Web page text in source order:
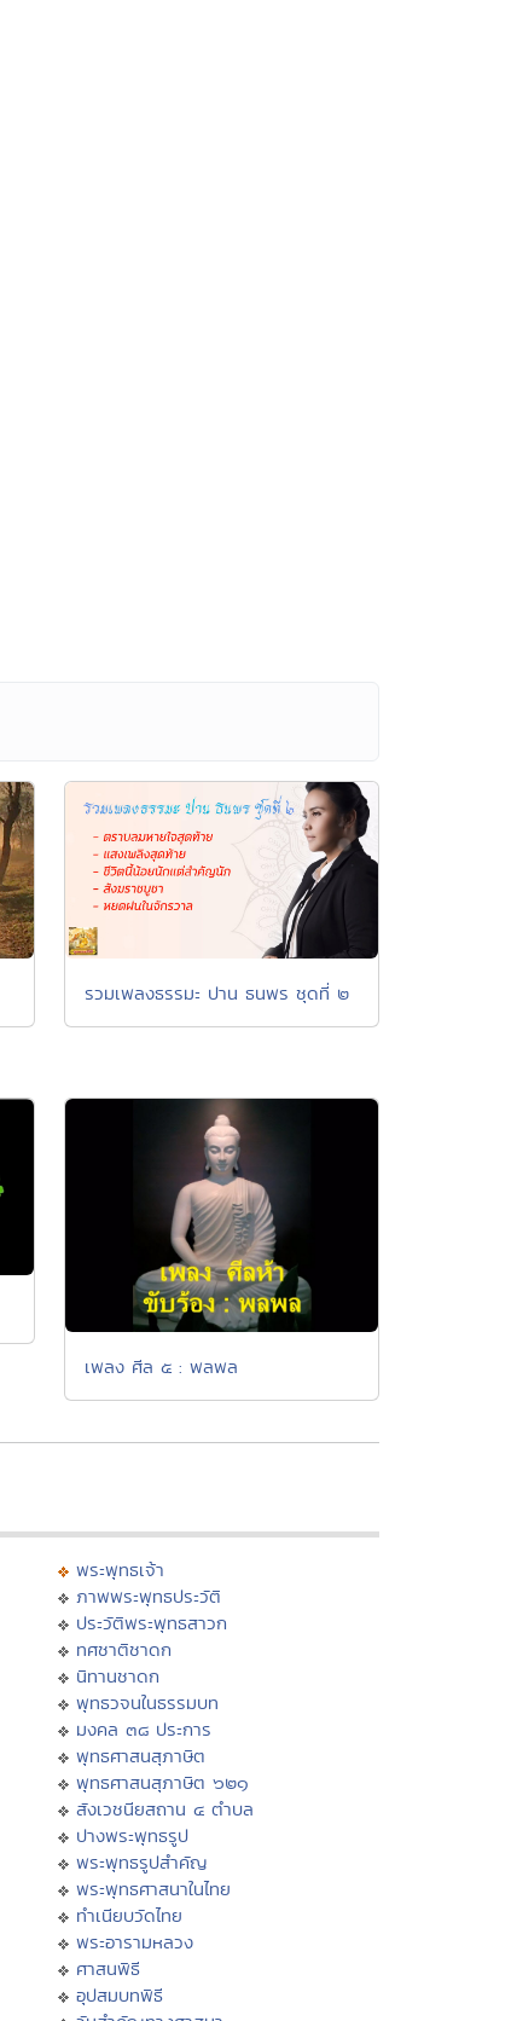
รวมเพลงธรรมะ ปาน ธนพร ชุดที่ ๒
เพลง ศีล ๕ : พลพล
พระพุทธเจ้า
ภาพพระพุทธประวัติ
ประวัติพระพุทธสาวก
ทศชาติชาดก
นิทานชาดก
พุทธวจนในธรรมบท
มงคล ๓๘ ประการ
พุทธศาสนสุภาษิต
พุทธศาสนสุภาษิต ๖๒๑
สังเวชนียสถาน ๔ ตำบล
ปางพระพุทธรูป
พระพุทธรูปสำคัญ
พระพุทธศาสนาในไทย
ทำเนียบวัดไทย
พระอารามหลวง
ศาสนพิธี
อุปสมบทพิธี